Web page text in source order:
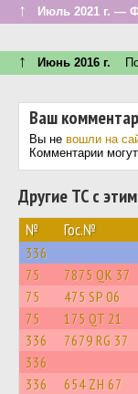
↑ Июль 2021 г. —
↑ Июнь 2016 г.
Ваш
Вы не вошли на
Комментарии
Другие ТС с
№ Гос.№
336
75 7875 QK 37
75 475 SP 06
75 175 QT 21
336 7679 RG 37
336
336 654 ZH 67